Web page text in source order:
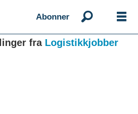
Abonner
fra Logistikkjobber